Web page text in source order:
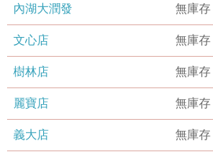
內湖大潤發 無庫存
文心店 無庫存
樹林店 無庫存
麗寶店 無庫存
義大店 無庫存